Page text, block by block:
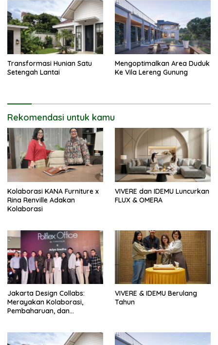
Transformasi Hunian Satu
Setengah Lantai
Mengoptimalkan Area Duduk
Ke Vila Lereng Gunung
Rekomendasi untuk kamu
Kolaborasi KANA Furniture x
Rina Renville Adakan
Kolaborasi
VIVERE dan IDEMU Luncurkan
FLUX & OMERA
Jakarta Design Collabs:
Merayakan Kolaborasi,
Pembaharuan, dan
VIVERE & IDEMU Berulang
Tahun